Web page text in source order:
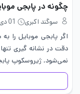
چگونه در پابجی
سوگند اکبری
01 دی 1404
اگر پابجی موبایل را
دقت در نشانه گیری
نمی‌شود. ژیروسکوپ
قابلیت های مهم بازی